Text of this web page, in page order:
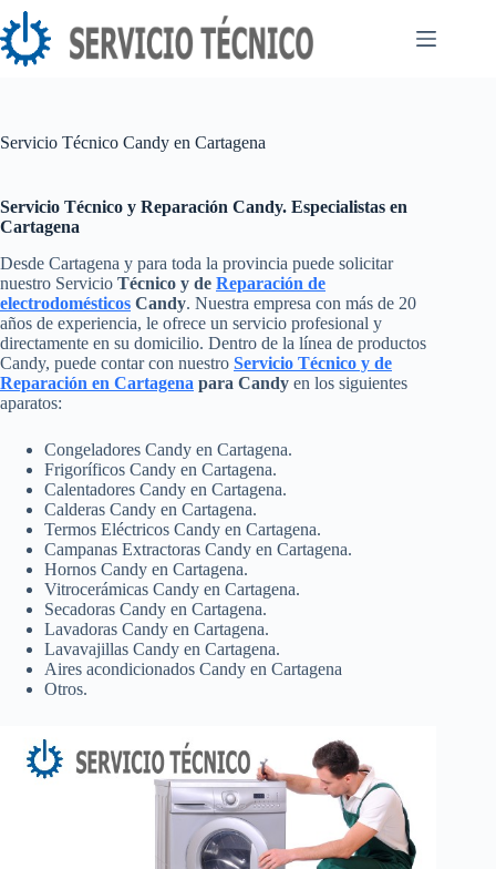
Saltar
al
contenido
Servicio Técnico Candy en Cartagena
Servicio Técnico y Reparación Candy. Especialistas en
Cartagena
Desde Cartagena y para toda la provincia puede solicitar
nuestro Servicio Técnico y de Reparación de
electrodomésticos Candy. Nuestra empresa con más de 20
años de experiencia, le ofrece un servicio profesional y
directamente en su domicilio. Dentro de la línea de productos
Candy, puede contar con nuestro Servicio Técnico y de
Reparación en Cartagena para Candy en los siguientes
aparatos:
Congeladores Candy en Cartagena.
Frigoríficos Candy en Cartagena.
Calentadores Candy en Cartagena.
Calderas Candy en Cartagena.
Termos Eléctricos Candy en Cartagena.
Campanas Extractoras Candy en Cartagena.
Hornos Candy en Cartagena.
Vitrocerámicas Candy en Cartagena.
Secadoras Candy en Cartagena.
Lavadoras Candy en Cartagena.
Lavavajillas Candy en Cartagena.
Aires acondicionados Candy en Cartagena
Otros.